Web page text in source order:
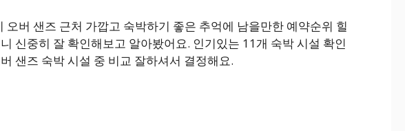
버 샌즈 근처 가깝고 숙박하기 좋은 추억에 남을만한 예약순위 힐
신중히 잘 확인해보고 알아봤어요. 인기있는 11개 숙박 시설 확인
샌즈 숙박 시설 중 비교 잘하셔서 결정해요.